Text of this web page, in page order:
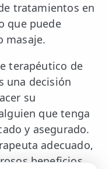
tratamientos en
que puede
masaje.
terapéutico de
una decisión
su
que tenga
y asegurado.
adecuado,
beneficios